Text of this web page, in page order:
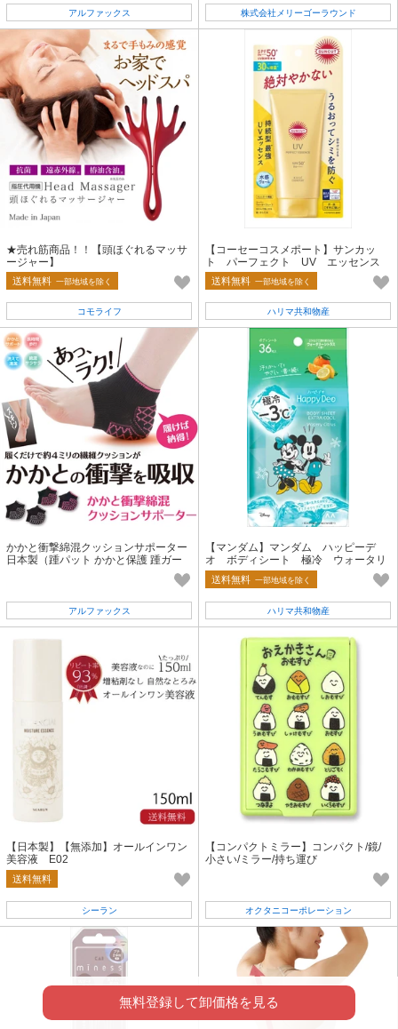
アルファックス 株式会社メリーゴーラウンド
★売れ筋商品！！【頭ほぐれるマッサ
ージャー】
送料無料 一部地域を除く
コモライフ
【コーセーコスメポート】サンカッ
ト パーフェクト UV エッセンス
【UV・日焼け止め】
送料無料 一部地域を除く
ハリマ共和物産
かかと衝撃綿混クッションサポーター
日本製（踵パット かかと保護 踵ガー
アルファックス
【マンダム】マンダム ハッピーデ
オ ボディシート 極冷 ウォータリ
ーシトラス【制汗剤・デオドラント】
送料無料 一部地域を除く
ハリマ共和物産
【日本製】【無添加】オールインワン
美容液 E02
送料無料
シーラン
【コンパクトミラー】コンパクト/鏡/
小さい/ミラー/持ち運び
オクタニコーポレーション
無料登録して卸価格を見る